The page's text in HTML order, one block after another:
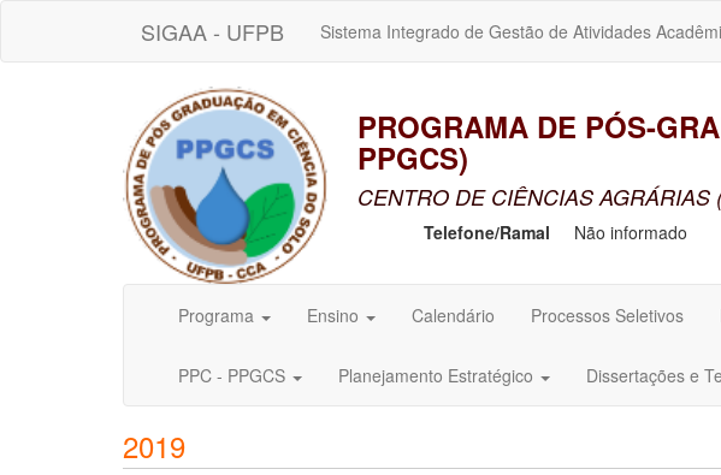
SIGAA - UFPB Sistema Integrado de Gestão de Atividades
PROGRAMA DE PÓS-
PPGCS)
CENTRO DE CIÊNCIAS AGRÁRIAS
Telefone/Ramal Não informado
Programa Ensino Calendário Processos Seletivos
PPC - PPGCS Planejamento Estratégico Dissertações e
2019